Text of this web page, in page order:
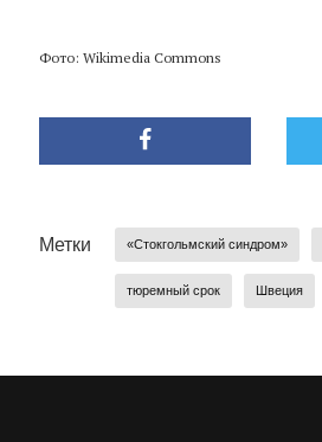
Фото: Wikimedia Commons
Метки «Стокгольмский синдром»
тюремный срок Швеция